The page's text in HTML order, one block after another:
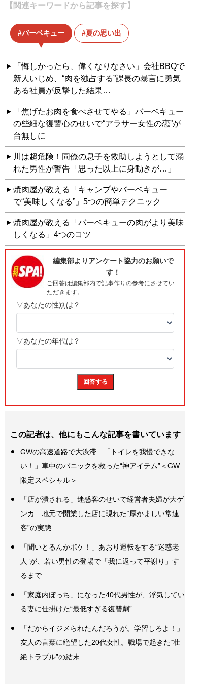
【関連キーワードから記事を探す】
バーベキュー 夏の思い出
「悔しかったら、偉くなりなさい」会社BBQで
新人いじめ、“肉を独占する”課長の暴言に勇気
ある社員が反撃した結果…
「焦げたお肉を食べさせてやる」バーベキュー
の些細な復讐心のせいで“アラサー女性の恋”が
台無しに
川は超危険！同僚の息子を救助しようとして溺
れた男性が警告「思った以上に身動きが…」
焼肉屋が教える「キャンプやバーベキュー
で“美味しくなる”」5つの簡単テクニック
焼肉屋が教える「バーベキューの肉がより美味
しくなる」4つのコツ
この記者は、他にもこんな記事を書いています
GWの高速道路で大渋滞…「トイレを我慢できな
い！」車中のパニックを救った“神アイテム”＜GW
限定スペシャル＞
「店が潰される」迷惑客のせいで経営者夫婦が大ゲ
ンカ…地元で開業した店に現れた“厚かましい常連
客”の実態
「聞いとるんかボケ！」あおり運転をする“迷惑老
人”が、若い男性の登場で「我に返って平謝り」す
るまで
「家庭内ぼっち」になった40代男性が、浮気してい
る妻に仕掛けた“最低すぎる復讐劇”
「だからイジメられたんだろうが。学習しろよ！」
友人の言葉に絶望した20代女性。職場で起きた“壮
絶トラブル”の結末